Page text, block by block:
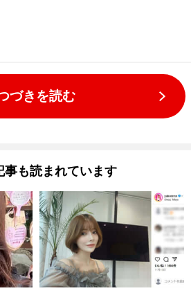
づきを読む
事も読まれています